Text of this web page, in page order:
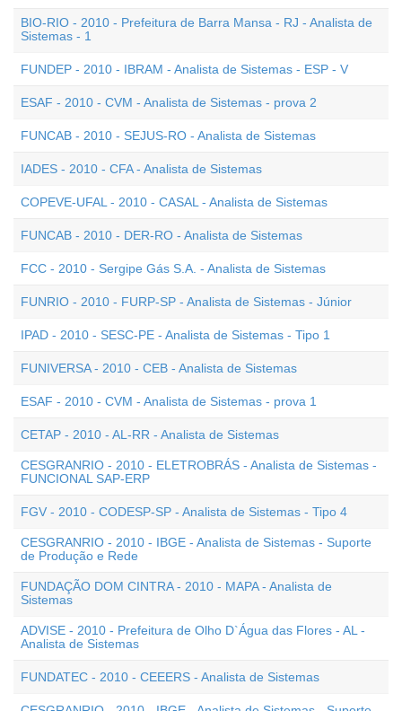
BIO-RIO - 2010 - Prefeitura de Barra Mansa - RJ - Analista de
Sistemas - 1
FUNDEP - 2010 - IBRAM - Analista de Sistemas - ESP - V
ESAF - 2010 - CVM - Analista de Sistemas - prova 2
FUNCAB - 2010 - SEJUS-RO - Analista de Sistemas
IADES - 2010 - CFA - Analista de Sistemas
COPEVE-UFAL - 2010 - CASAL - Analista de Sistemas
FUNCAB - 2010 - DER-RO - Analista de Sistemas
FCC - 2010 - Sergipe Gás S.A. - Analista de Sistemas
FUNRIO - 2010 - FURP-SP - Analista de Sistemas - Júnior
IPAD - 2010 - SESC-PE - Analista de Sistemas - Tipo 1
FUNIVERSA - 2010 - CEB - Analista de Sistemas
ESAF - 2010 - CVM - Analista de Sistemas - prova 1
CETAP - 2010 - AL-RR - Analista de Sistemas
CESGRANRIO - 2010 - ELETROBRÁS - Analista de Sistemas -
FUNCIONAL SAP-ERP
FGV - 2010 - CODESP-SP - Analista de Sistemas - Tipo 4
CESGRANRIO - 2010 - IBGE - Analista de Sistemas - Suporte
de Produção e Rede
FUNDAÇÃO DOM CINTRA - 2010 - MAPA - Analista de
Sistemas
ADVISE - 2010 - Prefeitura de Olho D`Água das Flores - AL -
Analista de Sistemas
FUNDATEC - 2010 - CEEERS - Analista de Sistemas